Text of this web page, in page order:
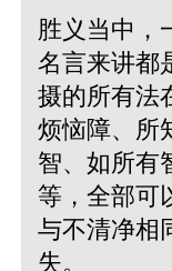
胜义当中，
名言来讲都
摄的所有法
烦恼障、所
智、如所有
等，全部可
与不清净相
失。